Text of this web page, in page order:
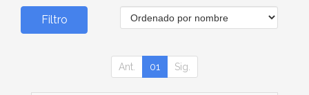
Filtro
Ant. 01 Sig.